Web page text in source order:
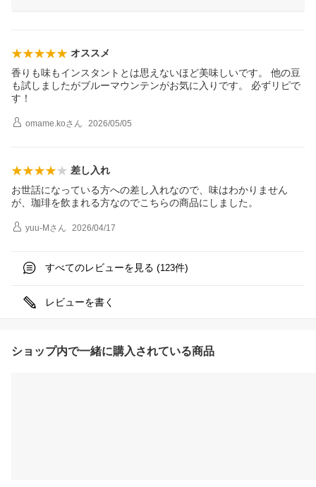
オススメ
香りも味もインスタントとは思えないほど美味しいです。 他の豆
も試しましたがブルーマウンテンがお気に入りです。 必ずリピで
す！
omame.koさん 2026/05/05
差し入れ
お世話になっている方への差し入れなので、味はわかりません
が、珈琲を飲まれる方なのでこちらの商品にしました。
yuu-Mさん 2026/04/17
すべてのレビューを見る (123件)
レビューを書く
ショップ内で一緒に購入されている商品